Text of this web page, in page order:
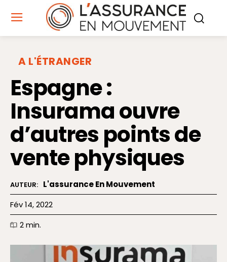
A L'ÉTRANGER
Espagne :
Insurama ouvre
d’autres points de
vente physiques
AUTEUR: L'assurance En Mouvement
Fév 14, 2022
2min.